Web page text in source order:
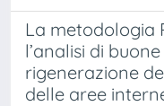
La metodologia
l’analisi di
rigenerazione
delle aree